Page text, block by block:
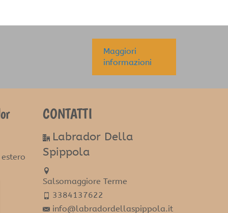
Maggiori
informazioni
CONTATTI
Labrador Della
Spippola
Salsomaggiore Terme
3384137622
info@labradordellaspippola.it